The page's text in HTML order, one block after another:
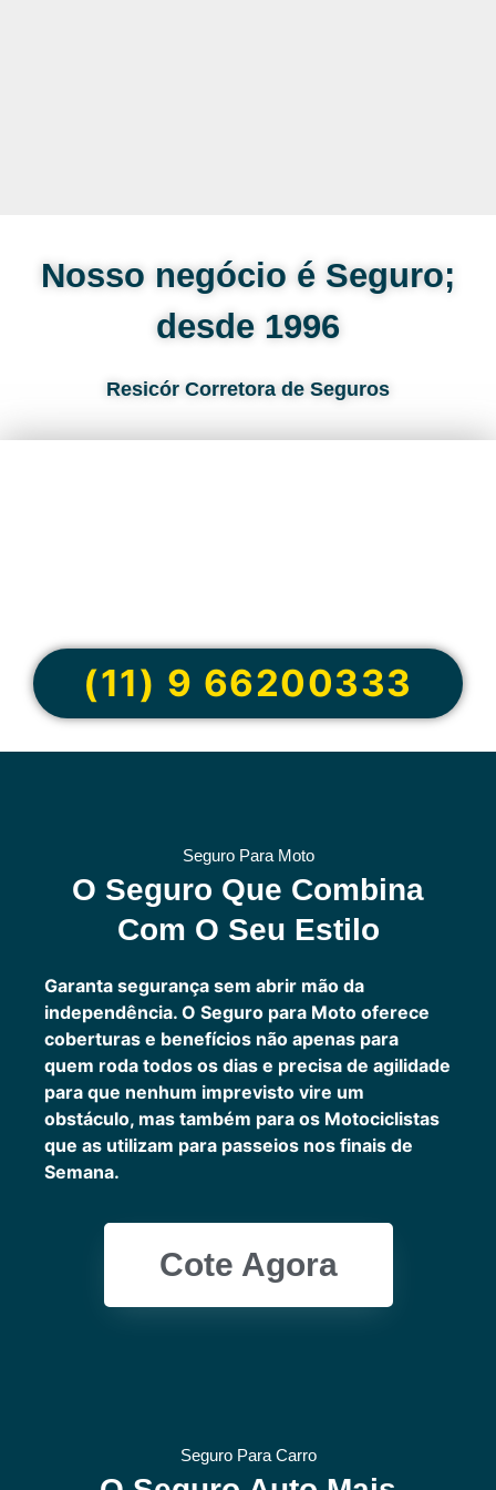
Nosso negócio é Seguro;
desde 1996
Resicór Corretora de Seguros
(11) 9 66200333
Seguro Para Moto
O Seguro Que Combina
Com O Seu Estilo
Garanta segurança sem abrir mão da
independência. O Seguro para Moto oferece
coberturas e benefícios não apenas para
quem roda todos os dias e precisa de agilidade
para que nenhum imprevisto vire um
obstáculo, mas também para os Motociclistas
que as utilizam para passeios nos finais de
Semana.
Cote Agora
Seguro Para Carro